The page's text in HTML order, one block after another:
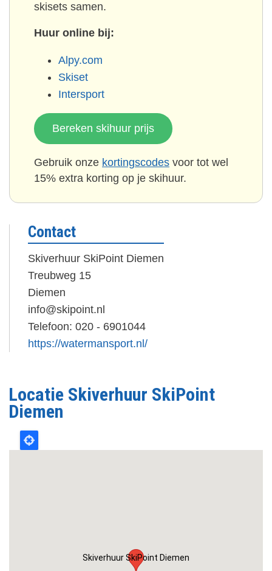
skisets samen.
Huur online bij:
Alpy.com
Skiset
Intersport
Bereken skihuur prijs
Gebruik onze kortingscodes voor tot wel
15% extra korting op je skihuur.
Contact
Skiverhuur SkiPoint Diemen
Treubweg 15
Diemen
info@skipoint.nl
Telefoon: 020 - 6901044
https://watermansport.nl/
Locatie Skiverhuur SkiPoint
Diemen
Skiverhuur SkiPoint Diemen